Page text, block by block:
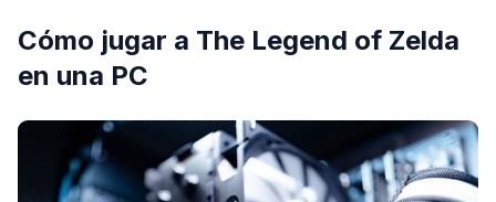
Cómo jugar a The Legend of Zelda
en una PC